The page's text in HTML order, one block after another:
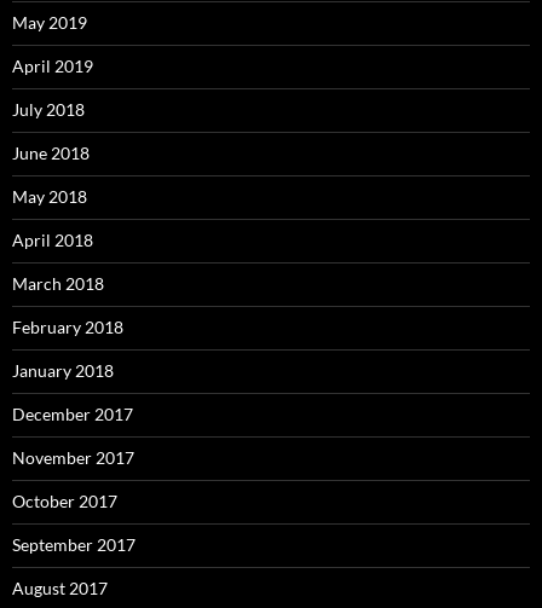
May 2019
April 2019
July 2018
June 2018
May 2018
April 2018
March 2018
February 2018
January 2018
December 2017
November 2017
October 2017
September 2017
August 2017